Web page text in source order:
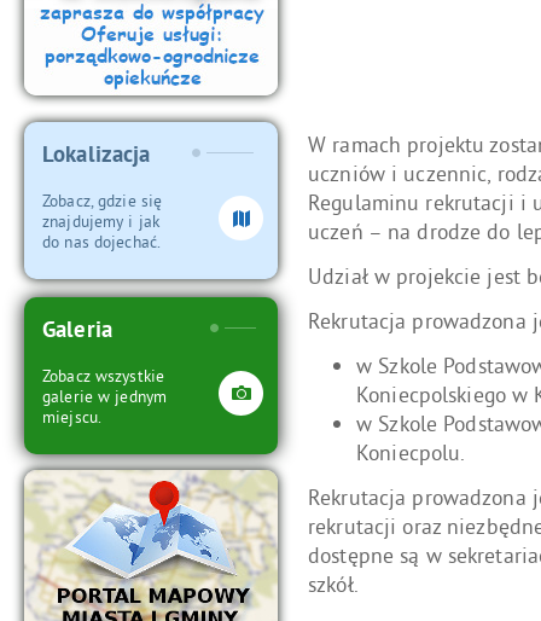
Lokalizacja
Zobacz, gdzie się
znajdujemy i jak
do nas dojechać.
Galeria
Zobacz wszystkie
galerie w jednym
miejscu.
W ramach projektu
uczniów i uczennic,
Regulaminu rekrutacji i
uczeń – na drodze do
Udział w projekcie jest
Rekrutacja prowadzona
w Szkole
Koniecpolskiego w
w Szkole
Koniecpolu.
Rekrutacja prowadzona
rekrutacji oraz
dostępne są w
szkół.